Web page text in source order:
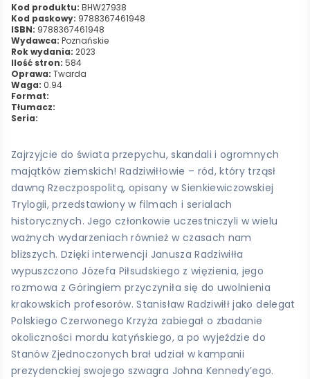
Kod produktu: BHW27938
Kod paskowy: 9788367461948
ISBN: 9788367461948
Wydawca: Poznańskie
Rok wydania: 2023
Ilość stron: 584
Oprawa: Twarda
Waga: 0.94
Format:
Tłumacz:
Seria:
Zajrzyjcie do świata przepychu, skandali i ogromnych
majątków ziemskich! Radziwiłłowie – ród, który trząsł
dawną Rzeczpospolitą, opisany w Sienkiewiczowskiej
Trylogii, przedstawiony w filmach i serialach
historycznych. Jego członkowie uczestniczyli w wielu
ważnych wydarzeniach również w czasach nam
bliższych. Dzięki interwencji Janusza Radziwiłła
wypuszczono Józefa Piłsudskiego z więzienia, jego
rozmowa z Göringiem przyczyniła się do uwolnienia
krakowskich profesorów. Stanisław Radziwiłł jako delegat
Polskiego Czerwonego Krzyża zabiegał o zbadanie
okoliczności mordu katyńskiego, a po wyjeździe do
Stanów Zjednoczonych brał udział w kampanii
prezydenckiej swojego szwagra Johna Kennedy’ego.